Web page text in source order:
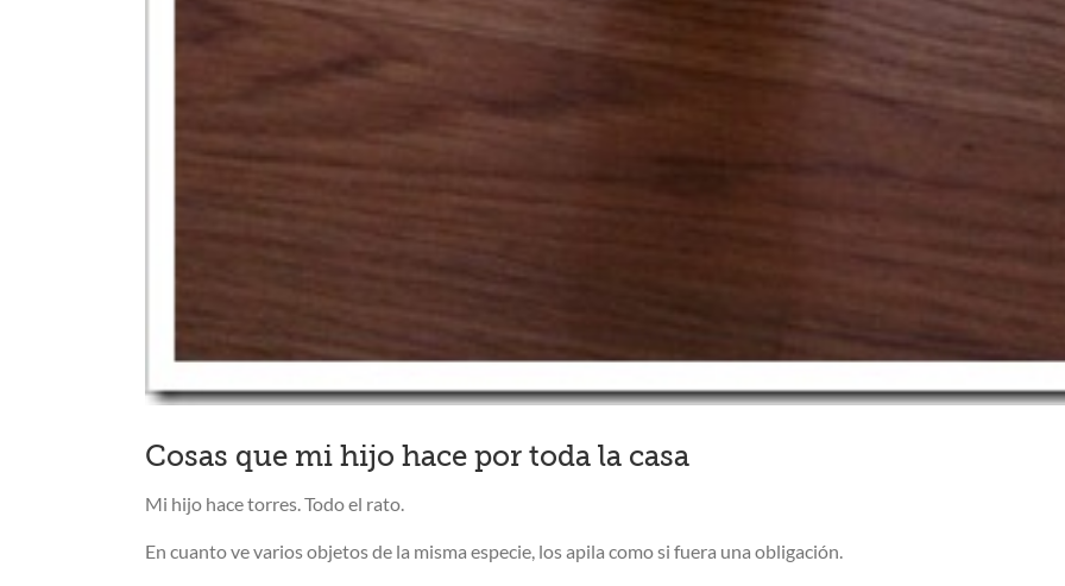
Cosas que mi hijo hace por toda la casa
Mi hijo hace torres. Todo el rato.
En cuanto ve varios objetos de la misma especie, los apila como si fuera una obligación.